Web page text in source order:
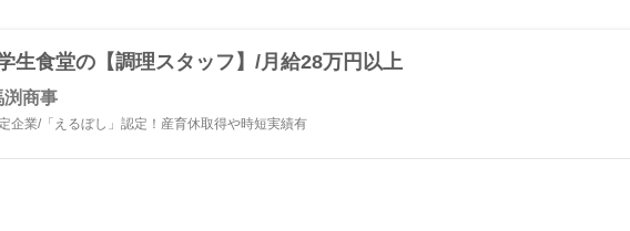
生食堂の【調理スタッフ】/月給28万円以上
渕商事
企業/「えるぼし」認定！産育休取得や時短実績有